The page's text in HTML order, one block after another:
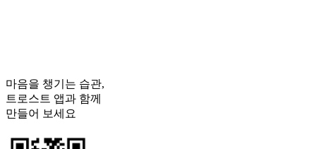
마음을 챙기는 습관,
트로스트 앱과 함께
만들어 보세요